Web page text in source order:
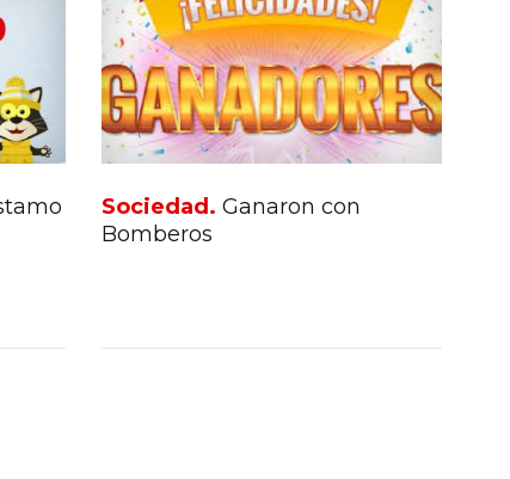
Sociedad. Ganaron con
Bomberos